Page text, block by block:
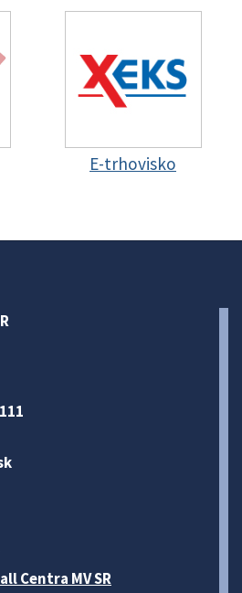
E-trhovisko
Centra MV SR